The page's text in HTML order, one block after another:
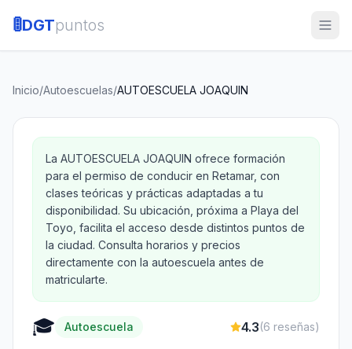
🚦DGTpuntos
Inicio/Autoescuelas/AUTOESCUELA JOAQUIN
La AUTOESCUELA JOAQUIN ofrece formación
para el permiso de conducir en Retamar, con
clases teóricas y prácticas adaptadas a tu
disponibilidad. Su ubicación, próxima a Playa del
Toyo, facilita el acceso desde distintos puntos de
la ciudad. Consulta horarios y precios
directamente con la autoescuela antes de
matricularte.
🎓 Autoescuela 4.3(6 reseñas)